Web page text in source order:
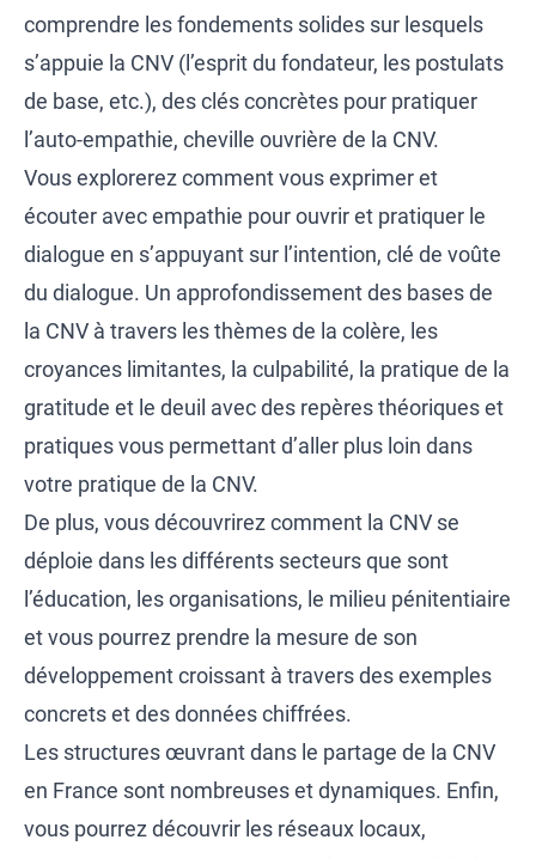
comprendre les fondements solides sur lesquels
s’appuie la CNV (l’esprit du fondateur, les postulats
de base, etc.), des clés concrètes pour pratiquer
l’auto-empathie, cheville ouvrière de la CNV.
Vous explorerez comment vous exprimer et
écouter avec empathie pour ouvrir et pratiquer le
dialogue en s’appuyant sur l’intention, clé de voûte
du dialogue. Un approfondissement des bases de
la CNV à travers les thèmes de la colère, les
croyances limitantes, la culpabilité, la pratique de la
gratitude et le deuil avec des repères théoriques et
pratiques vous permettant d’aller plus loin dans
votre pratique de la CNV.
De plus, vous découvrirez comment la CNV se
déploie dans les différents secteurs que sont
l’éducation, les organisations, le milieu pénitentiaire
et vous pourrez prendre la mesure de son
développement croissant à travers des exemples
concrets et des données chiffrées.
Les structures œuvrant dans le partage de la CNV
en France sont nombreuses et dynamiques. Enfin,
vous pourrez découvrir les réseaux locaux,